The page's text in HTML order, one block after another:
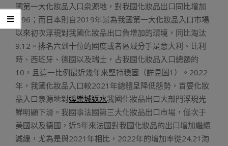
國第一大化妝品入口泉源地，對我國化妝品出口同比增加
0.96；而日本則自2019年景為我國第一大化妝品入口市場
以來初次浮現對我國化妝品出口負增加的環境，同比淘汰
9.12。排名六到十位的國度或者區域分手是意大利、比利
時、西班牙、德國以及瑞士，占我國化妝品入口總額的
10，且這一比例最近幾年來堅持穩固（詳見圖1）。2022
年，我國化妝品入口較2021年總體呈降低態勢，首要化妝
品入口泉源地對娛樂城返水我國化妝品出口大部門浮現光
鮮明顯下滑。我國事法國第三大化妝品出口市場，僅次于
美國以及德國，近5年來法國對我國化妝品的出口增加繼續
減緩，尤為是與2021年相比，2022年的增加率從24.21淘